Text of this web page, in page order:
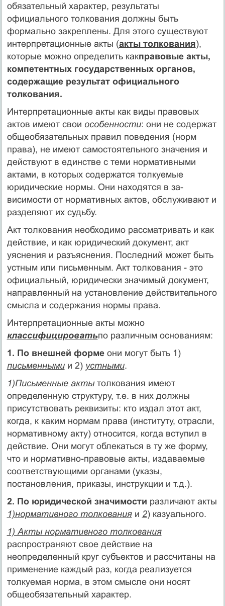
обяза­тельный характер, результаты
официального толкования должны быть
формально закреплены. Для этого сущест­вуют
интерпретационные акты (акты толкования),
кото­рые можно определить какправовые акты,
компетент­ных государственных органов,
содержащие результат официального
толкования.
Интерпретационные акты как виды правовых
актов имеют свои особенности: они не содержат
общеобязательных правил поведения (норм
права), не имеют самостоятельного значения и
действуют в единстве с теми нормативными
актами, в которых содержатся толкуемые
юридические нормы. Они находятся в за­
висимости от нормативных актов, обслуживают и
разделяют их судьбу.
Акт толкования необходимо рассматривать и как
действие, и как юридический документ, акт
уяснения и разъяснения. Пос­ледний может быть
устным или письменным. Акт толкования - это
официальный, юридически значимый документ,
направлен­ный на установление действительного
смысла и содержания нормы права.
Интерпретационные акты можно
классифицироватьпо раз­личным основаниям:
1. По внешней формеони могут быть 1)
письменнымии 2) устны­ми.
1)Письменные актытолкования имеют
определенную структу­ру, т.е. в них должны
присутствовать реквизиты: кто издал этот акт,
когда, к каким нормам права (институту, отрасли,
норматив­ному акту) относится, когда вступил в
действие. Они могут обле­каться в ту же форму,
что и нормативно-правовые акты, издавае­мые
соответствующими органами (указы,
постановления, прика­зы, инструкции и т.д.).
2. По юридической значимости различают акты
1)нормативного толкованияи 2) казуального.
1) Акты нормативного толкования
распространяют свое дейст­вие на
неопределенный круг субъектов и рассчитаны на
приме­нение каждый раз, когда реализуется
толкуемая норма, в этом смысле они носят
общеобязательный характер.